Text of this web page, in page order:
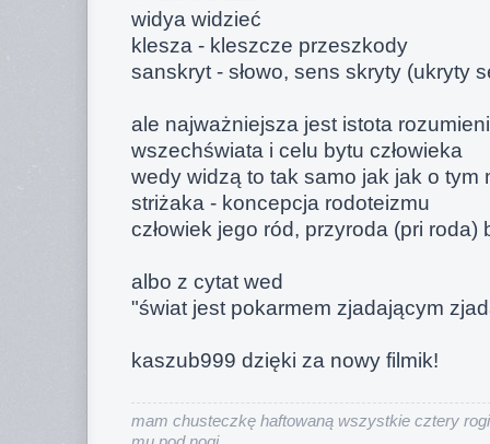
widya widzieć
klesza - kleszcze przeszkody
sanskryt - słowo, sens skryty (ukryty
ale najważniejsza jest istota
wszechświata i celu bytu człowieka
wedy widzą to tak samo jak jak o tym
striżaka - koncepcja rodoteizmu
człowiek jego ród, przyroda (pri
albo z cytat wed
"świat jest pokarmem zjadającym
kaszub999 dzięki za nowy filmik!
mam chusteczkę haftowaną wszystkie cztery